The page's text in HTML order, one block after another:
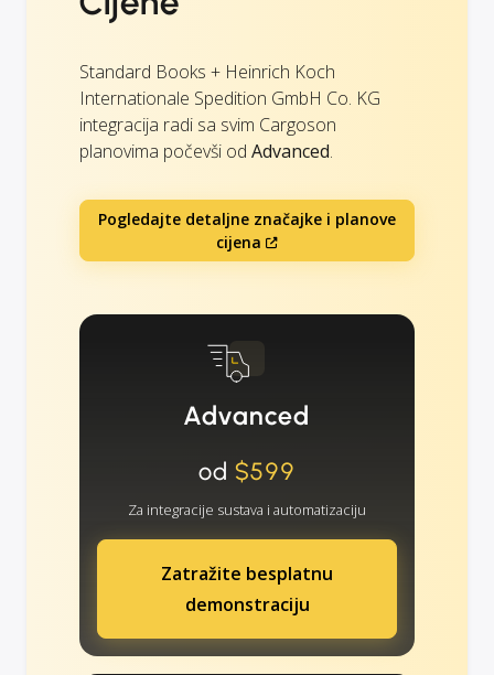
Standard Books + Heinrich Koch
Internationale Spedition GmbH Co. KG
integracija radi sa svim Cargoson
planovima počevši od Advanced.
Pogledajte detaljne značajke i planove
cijena
Advanced
od $599
Za integracije sustava i automatizaciju
Zatražite besplatnu
demonstraciju